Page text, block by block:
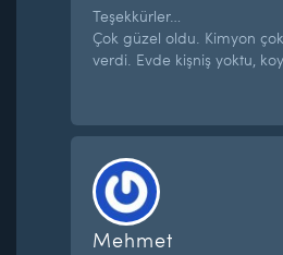
Teşekkürler…
Çok güzel oldu. Kimyon
verdi. Evde kişniş yoktu,
Mehmet